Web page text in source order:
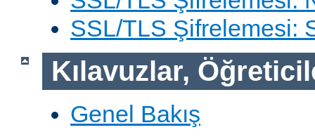
SSL/TLS Şifrelemesi:
Kılavuzlar,
Genel Bakış